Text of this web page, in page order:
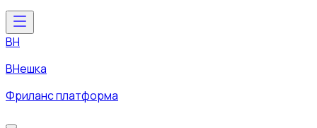
ВН
ВНешка
Фриланс платформа